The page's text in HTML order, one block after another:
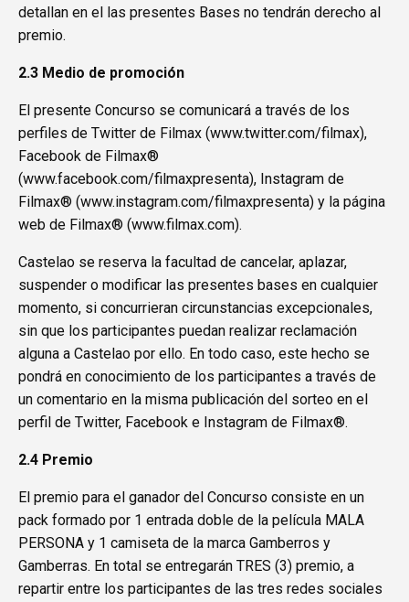
detallan en el las presentes Bases no tendrán derecho al
premio.
2.3 Medio de promoción
El presente Concurso se comunicará a través de los
perfiles de Twitter de Filmax (www.twitter.com/filmax),
Facebook de Filmax®
(www.facebook.com/filmaxpresenta), Instagram de
Filmax® (www.instagram.com/filmaxpresenta) y la página
web de Filmax® (www.filmax.com).
Castelao se reserva la facultad de cancelar, aplazar,
suspender o modificar las presentes bases en cualquier
momento, si concurrieran circunstancias excepcionales,
sin que los participantes puedan realizar reclamación
alguna a Castelao por ello. En todo caso, este hecho se
pondrá en conocimiento de los participantes a través de
un comentario en la misma publicación del sorteo en el
perfil de Twitter, Facebook e Instagram de Filmax®.
2.4 Premio
El premio para el ganador del Concurso consiste en un
pack formado por 1 entrada doble de la película MALA
PERSONA y 1 camiseta de la marca Gamberros y
Gamberras. En total se entregarán TRES (3) premio, a
repartir entre los participantes de las tres redes sociales